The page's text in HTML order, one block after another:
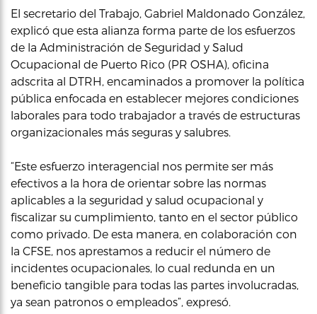
El secretario del Trabajo, Gabriel Maldonado González,
explicó que esta alianza forma parte de los esfuerzos
de la Administración de Seguridad y Salud
Ocupacional de Puerto Rico (PR OSHA), oficina
adscrita al DTRH, encaminados a promover la política
pública enfocada en establecer mejores condiciones
laborales para todo trabajador a través de estructuras
organizacionales más seguras y salubres.
“Este esfuerzo interagencial nos permite ser más
efectivos a la hora de orientar sobre las normas
aplicables a la seguridad y salud ocupacional y
fiscalizar su cumplimiento, tanto en el sector público
como privado. De esta manera, en colaboración con
la CFSE, nos aprestamos a reducir el número de
incidentes ocupacionales, lo cual redunda en un
beneficio tangible para todas las partes involucradas,
ya sean patronos o empleados”, expresó.